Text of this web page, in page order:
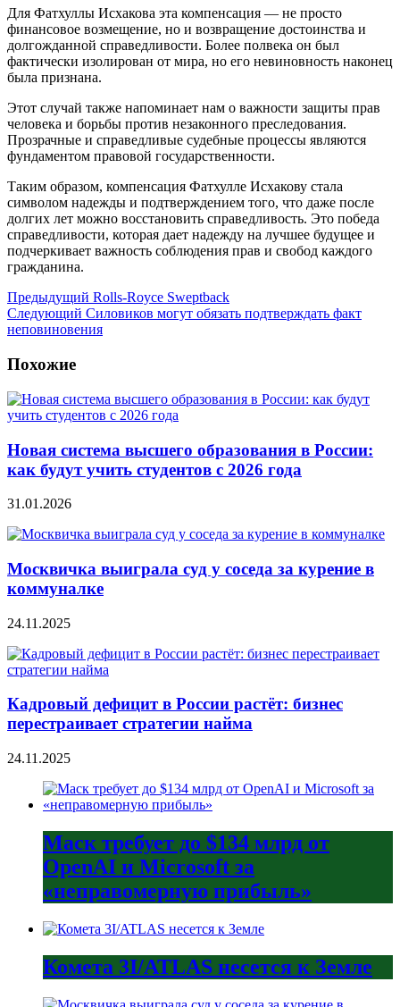
Для Фатхуллы Исхакова эта компенсация — не просто
финансовое возмещение, но и возвращение достоинства и
долгожданной справедливости. Более полвека он был
фактически изолирован от мира, но его невиновность наконец
была признана.
Этот случай также напоминает нам о важности защиты прав
человека и борьбы против незаконного преследования.
Прозрачные и справедливые судебные процессы являются
фундаментом правовой государственности.
Таким образом, компенсация Фатхулле Исхакову стала
символом надежды и подтверждением того, что даже после
долгих лет можно восстановить справедливость. Это победа
справедливости, которая дает надежду на лучшее будущее и
подчеркивает важность соблюдения прав и свобод каждого
гражданина.
Предыдущий Rolls-Royce Sweptback
Следующий Силовиков могут обязать подтверждать факт
неповиновения
Похожие
Новая система высшего образования в России:
как будут учить студентов с 2026 года
31.01.2026
Москвичка выиграла суд у соседа за курение в
коммуналке
24.11.2025
Кадровый дефицит в России растёт: бизнес
перестраивает стратегии найма
24.11.2025
Маск требует до $134 млрд от
OpenAI и Microsoft за
«неправомерную прибыль»
Комета 3I/ATLAS несется к Земле